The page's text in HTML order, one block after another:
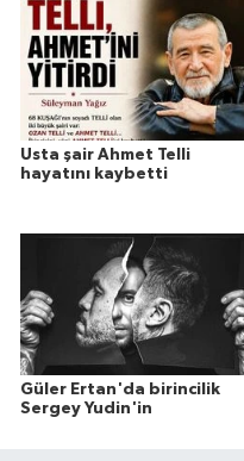
Usta şair Ahmet Telli
hayatını kaybetti
Güler Ertan'da birincilik
Sergey Yudin'in